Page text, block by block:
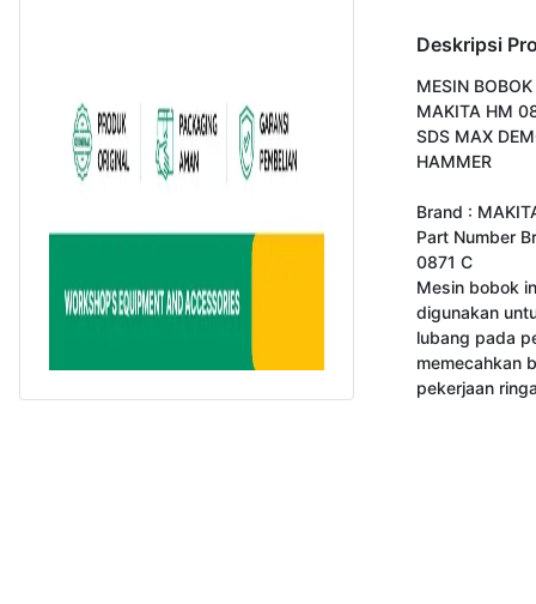
Deskripsi
MESIN
MAKITA HM
SDS MAX
HAMMER
Brand :
Part Number
0871 C
Mesin bobok
digunakan
lubang pada
memecahkan
pekerjaan